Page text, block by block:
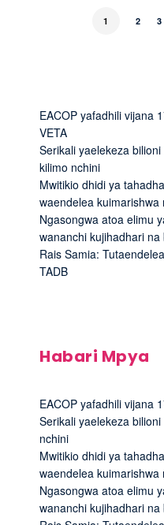
1 2 3
EACOP yafadhili vijana
VETA
Serikali yaelekeza
kilimo nchini
Mwitikio dhidi ya
waendelea kuimarishwa
Ngasongwa atoa elimu
wananchi kujihadhari
Rais Samia:
TADB
Habari Mpya
EACOP yafadhili vijana
Serikali yaelekeza
nchini
Mwitikio dhidi ya
waendelea kuimarishwa
Ngasongwa atoa elimu
wananchi kujihadhari